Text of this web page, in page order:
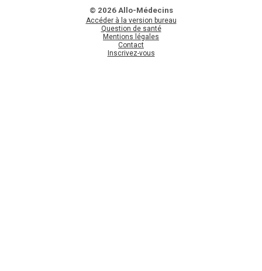
© 2026 Allo-Médecins
Accéder à la version bureau
Question de santé
Mentions légales
Contact
Inscrivez-vous